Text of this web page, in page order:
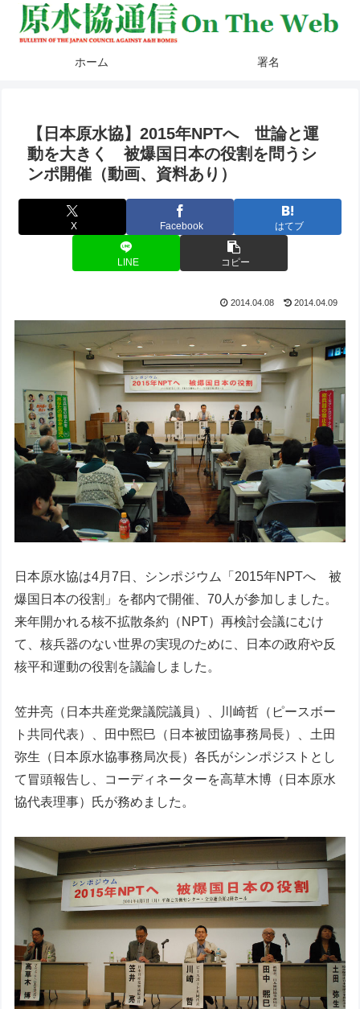
ホーム 署名
【日本原水協】2015年NPTへ 世論と運
動を大きく 被爆国日本の役割を問うシ
ンポ開催（動画、資料あり）
X Facebook はてブ
LINE コピー
2014.04.08 2014.04.09
日本原水協は4月7日、シンポジウム「2015年NPTへ 被
爆国日本の役割」を都内で開催、70人が参加しました。
来年開かれる核不拡散条約（NPT）再検討会議にむけ
て、核兵器のない世界の実現のために、日本の政府や反
核平和運動の役割を議論しました。
笠井亮（日本共産党衆議院議員）、川崎哲（ピースボー
ト共同代表）、田中煕巳（日本被団協事務局長）、土田
弥生（日本原水協事務局次長）各氏がシンポジストとし
て冒頭報告し、コーディネーターを高草木博（日本原水
協代表理事）氏が務めました。